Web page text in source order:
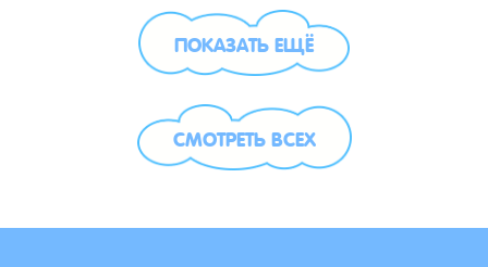
ПОКАЗАТЬ ЕЩЁ
СМОТРЕТЬ ВСЕХ